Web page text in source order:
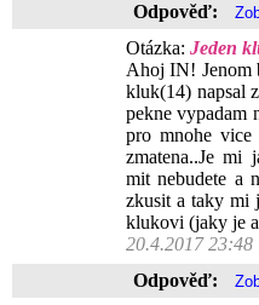
Odpověď:
Otázka: Jeden
Ahoj IN! Jenom
kluk(14) napsal
pekne vypadam
pro mnohe vice
zmatena..Je mi
mit nebudete a
zkusit a taky mi
klukovi (jaky je
20.4.2017 23:48
Odpověď: